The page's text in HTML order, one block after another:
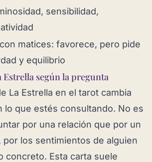
sensibilidad,
matices: favorece, pero pide
y equilibrio
Estrella según la pregunta
La Estrella en el tarot cambia
lo que estés consultando. No es
por una relación que por un
por los sentimientos de alguien
concreto. Esta carta suele